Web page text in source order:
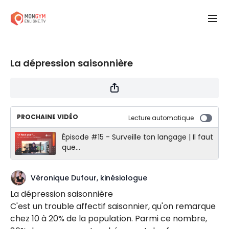
La dépression saisonnière
PROCHAINE VIDÉO Lecture automatique
Épisode #15 - Surveille ton langage | Il faut
que...
Véronique Dufour, kinésiologue
La dépression saisonnière
C'est un trouble affectif saisonnier, qu'on remarque
chez 10 à 20% de la population. Parmi ce nombre,